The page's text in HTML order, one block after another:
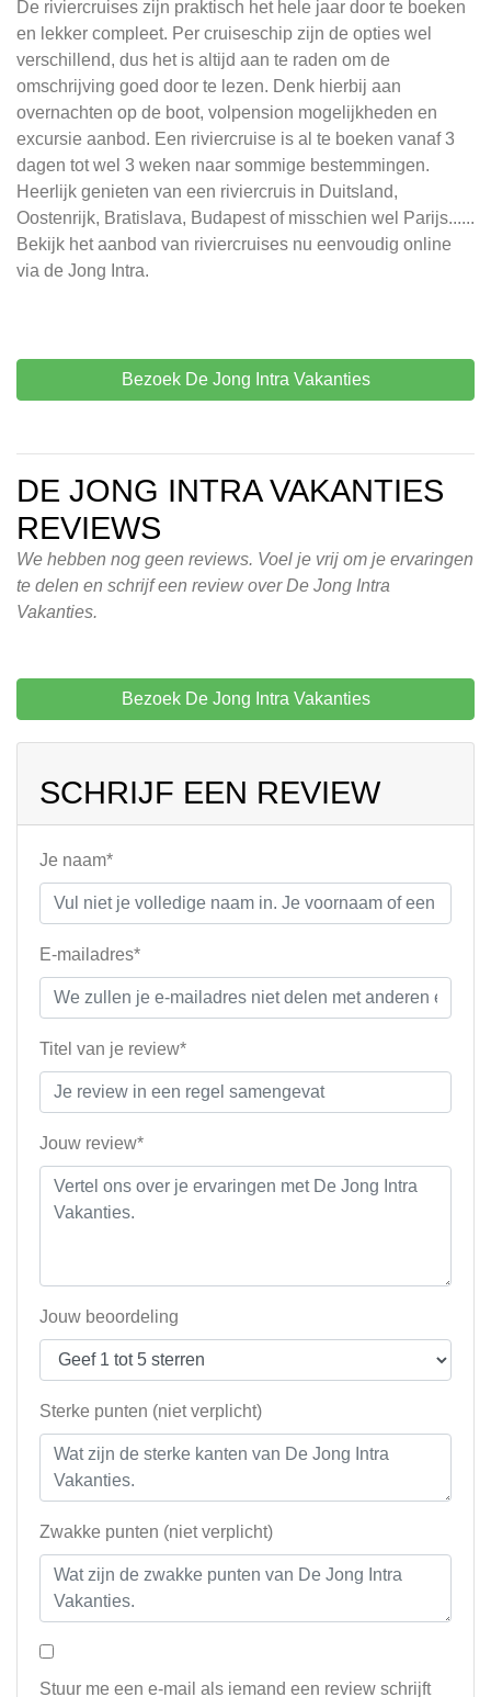
De riviercruises zijn praktisch het hele jaar door te boeken
en lekker compleet. Per cruiseschip zijn de opties wel
verschillend, dus het is altijd aan te raden om de
omschrijving goed door te lezen. Denk hierbij aan
overnachten op de boot, volpension mogelijkheden en
excursie aanbod. Een riviercruise is al te boeken vanaf 3
dagen tot wel 3 weken naar sommige bestemmingen.
Heerlijk genieten van een riviercruis in Duitsland,
Oostenrijk, Bratislava, Budapest of misschien wel Parijs......
Bekijk het aanbod van riviercruises nu eenvoudig online
via de Jong Intra.
Bezoek De Jong Intra Vakanties
DE JONG INTRA VAKANTIES
REVIEWS
We hebben nog geen reviews. Voel je vrij om je ervaringen
te delen en schrijf een review over De Jong Intra
Vakanties.
Bezoek De Jong Intra Vakanties
SCHRIJF EEN REVIEW
Je naam*
E-mailadres*
Titel van je review*
Jouw review*
Jouw beoordeling
Sterke punten (niet verplicht)
Zwakke punten (niet verplicht)
Stuur me een e-mail als iemand een review schrijft